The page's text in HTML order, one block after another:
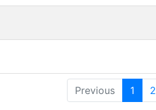
Previous 1 2